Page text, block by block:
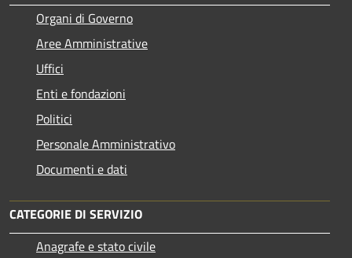
Organi di Governo
Aree Amministrative
Uffici
Enti e fondazioni
Politici
Personale Amministrativo
Documenti e dati
CATEGORIE DI SERVIZIO
Anagrafe e stato civile